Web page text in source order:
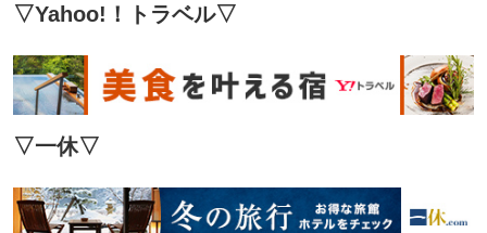
▽Yahoo!！トラベル▽
▽一休▽